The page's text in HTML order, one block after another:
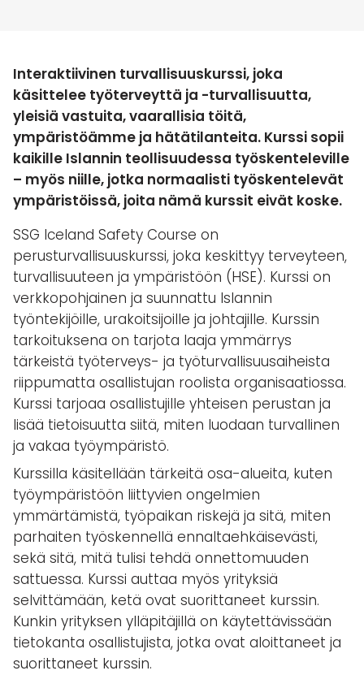
Interaktiivinen turvallisuuskurssi, joka
käsittelee työterveyttä ja -turvallisuutta,
yleisiä vastuita, vaarallisia töitä,
ympäristöämme ja hätätilanteita. Kurssi sopii
kaikille Islannin teollisuudessa työskenteleville
– myös niille, jotka normaalisti työskentelevät
ympäristöissä, joita nämä kurssit eivät koske.
SSG Iceland Safety Course on
perusturvallisuuskurssi, joka keskittyy terveyteen,
turvallisuuteen ja ympäristöön (HSE). Kurssi on
verkkopohjainen ja suunnattu Islannin
työntekijöille, urakoitsijoille ja johtajille. Kurssin
tarkoituksena on tarjota laaja ymmärrys
tärkeistä työterveys- ja työturvallisuusaiheista
riippumatta osallistujan roolista organisaatiossa.
Kurssi tarjoaa osallistujille yhteisen perustan ja
lisää tietoisuutta siitä, miten luodaan turvallinen
ja vakaa työympäristö.
Kurssilla käsitellään tärkeitä osa-alueita, kuten
työympäristöön liittyvien ongelmien
ymmärtämistä, työpaikan riskejä ja sitä, miten
parhaiten työskennellä ennaltaehkäisevästi,
sekä sitä, mitä tulisi tehdä onnettomuuden
sattuessa. Kurssi auttaa myös yrityksiä
selvittämään, ketä ovat suorittaneet kurssin.
Kunkin yrityksen ylläpitäjillä on käytettävissään
tietokanta osallistujista, jotka ovat aloittaneet ja
suorittaneet kurssin.